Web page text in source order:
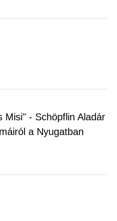
Misi" - Schöpflin Aladár
a Nyugatban